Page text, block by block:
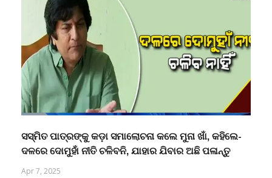
ସସ୍ମିତ ପାତ୍ରଙ୍କୁ କଡ଼ା ସମାଲୋଚନା କଲେ ମୁନା ଖାଁ, କହିଲେ-
ଦଳରେ ଦୋମୁହାଁ ନୀତି ଚଳିବନି, ଯାହାର ଯିବାର ଅଛି ପଳାନ୍ତୁ
Apr 7, 2025